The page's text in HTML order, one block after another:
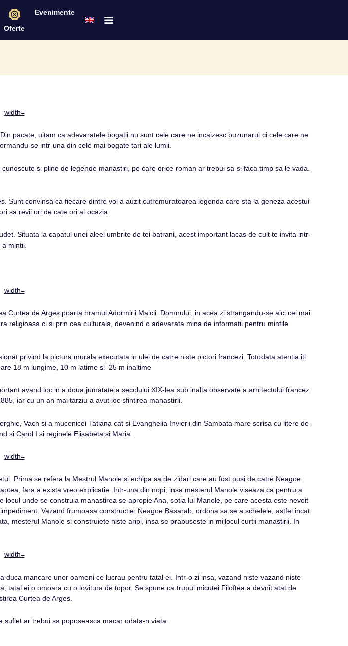
Oferte
Evenimente
pacate, uitam ca adevaratele bogatii nu sunt cele care ne incalzesc buzunarul ci cele care ne
se intr-una din cele mai bogate tari ale lumii.
si pline de legende manastiri, pe care orice roman ar trebui sa-si faca timp sa le vada.
Sunt convinsa ca fiecare dintre voi a auzit cutremuratoarea legenda care sta la geneza acestui
sa revii ori de cate ori ai ocazia.
Situata la capatul unei aleei umbrite de tei batrani, acest important lacas de cult te invita intr-
mintii.
de Arges poarta hramul Adormirii Maicii Domnului, in acea zi strangandu-se aici cei mai
religioasa ci si prin cea culturala, devenind o adevarata mina de informatii pentru mintile
privind la pictura murala executata in ulei de catre niste pictori francezi. Totodata atentia iti
18 m lungime, 10 m latime si 25 m inaltime
avand loc in a doua jumatate a secolului XIX-lea sub inalta observate a arhitectului francez
iar cu un an mai tarziu a avut loc sfintirea manastirii.
Vach si a mucenicei Tatiana cat si Evanghelia Invierii din Sambata mare scrisa cu litere de
si Carol I si reginele Elisabeta si Maria.
Prima se refera la Mestrul Manole si echipa sa de zidari care au fost pusi de catre Neagoe
fara a exista vreo explicatie. Intr-una din nopi, insa mesterul Manole viseaza ca pentru a
unde se construia manastirea se apropie Ana, sotia lui Manole, pe care acesta este nevoit
Vazand frumoasa constructie, Neagoe Basarab, ordona sa se a schelele, astfel incat
mesterul Manole si construiete niste aripi, insa se prabuseste in mijlocul curtii manastirii. In
mancare unor oameni ce lucrau pentru tatal ei. Intr-o zi insa, vazand niste vazand niste
ei o omoara cu o lovitura de topor. Se spune ca trupul micutei Filoftea a devnit atat de
Curtea de Arges.
ar trebui sa poposeasca macar odata-n viata.